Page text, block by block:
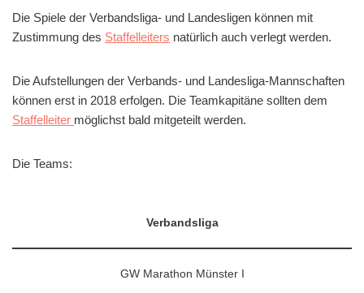
Die Spiele der Verbandsliga- und Landesligen können mit
Zustimmung des Staffelleiters natürlich auch verlegt werden.
Die Aufstellungen der Verbands- und Landesliga-Mannschaften
können erst in 2018 erfolgen. Die Teamkapitäne sollten dem
Staffelleiter möglichst bald mitgeteilt werden.
Die Teams:
Verbandsliga
GW Marathon Münster I